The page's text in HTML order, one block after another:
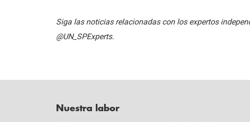
Siga las noticias relacionadas con los expertos
@UN_SPExperts.
Nuestra labor